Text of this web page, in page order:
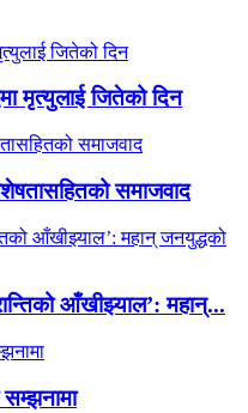
मृत्युलाई जितेको दिन
समाजवाद
आँखीझ्याल’: महान्‌...